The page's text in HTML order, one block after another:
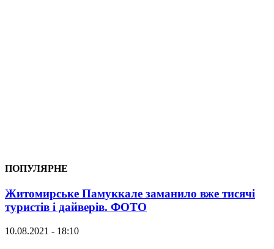
ПОПУЛЯРНЕ
Житомирське Памуккале заманило вже тисячі
туристів і дайверів. ФОТО
10.08.2021 - 18:10